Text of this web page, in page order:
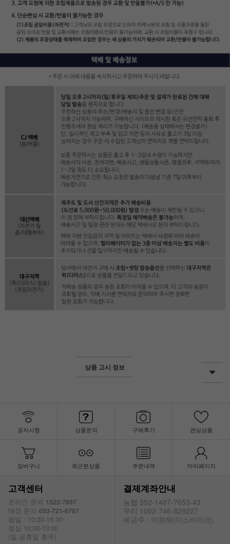
상품 고시 정보
공지사항 상품문의 구매후기 관심상품
장바구니 최근본상품 주문내역 마이페이지
고객센터
온라인 문의 1522-7897
매장 문의 053-721-6787
평일 : 10:30-16:30
점심 12:00-13:00
(일.공휴일 휴무)
결제계좌안내
농협 352-1487-7653-43
우리 1002-746-829227
예금주 : 이원해(미소바이크)